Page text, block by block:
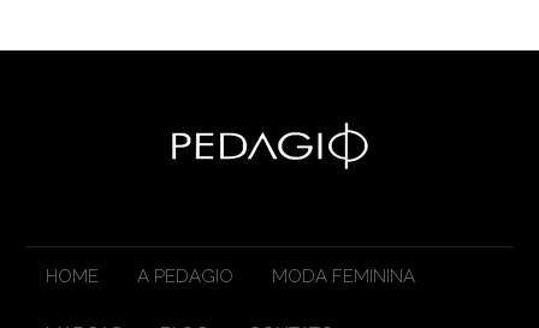
HOME A PEDAGIO MODA FEMININA